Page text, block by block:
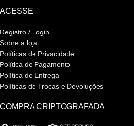
ACESSE
Registro / Login
Sobre a loja
Políticas de Privacidade
Política de Pagamento
Política de Entrega
Políticas de Trocas e Devoluções
COMPRA CRIPTOGRAFADA